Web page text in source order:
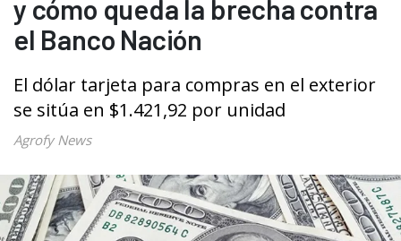
y cómo queda la brecha contra
el Banco Nación
El dólar tarjeta para compras en el exterior
se sitúa en $1.421,92 por unidad
Agrofy News